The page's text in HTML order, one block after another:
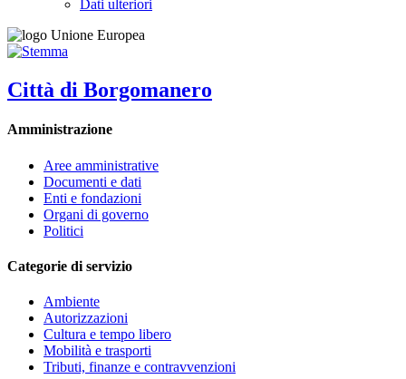
Dati ulteriori
Città di Borgomanero
Amministrazione
Aree amministrative
Documenti e dati
Enti e fondazioni
Organi di governo
Politici
Categorie di servizio
Ambiente
Autorizzazioni
Cultura e tempo libero
Mobilità e trasporti
Tributi, finanze e contravvenzioni